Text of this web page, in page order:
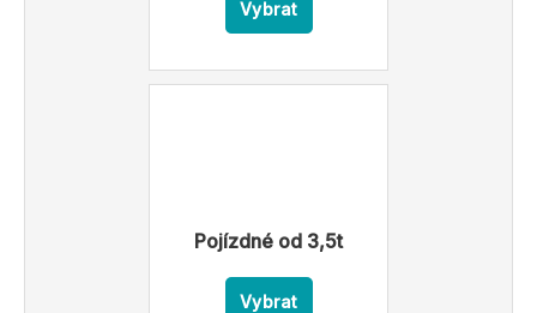
Vybrat
Pojízdné od 3,5t
Vybrat